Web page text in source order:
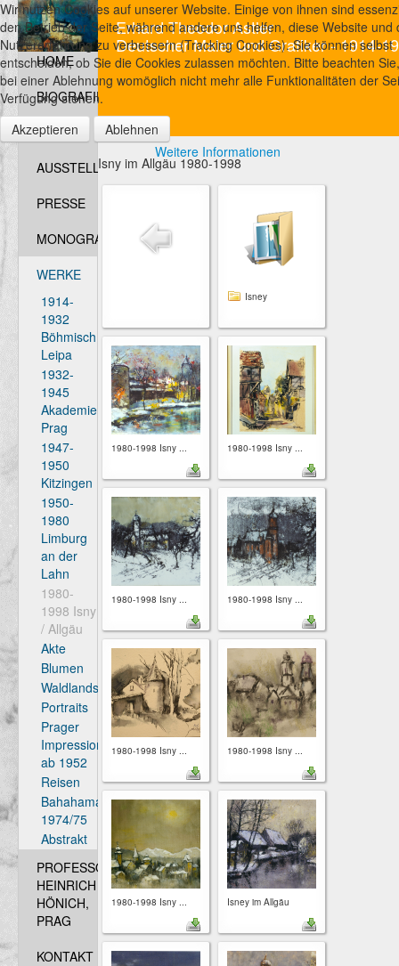
HOME
BIOGRAFIE
FOTOS
AUSSTELLUNGEN
PRESSE
MONOGRAFIEN
WERKE
1914-
1932
Böhmisch
Leipa
1932-
1945
Akademie
Prag
1947-
1950
Kitzingen
1950-
1980
Limburg
an der
Lahn
1980-
1998 Isny
/ Allgäu
Akte
Blumen
Waldlandschaften
Portraits
Prager
Impressionen
ab 1952
Reisen
Bahahamas
1974/75
Abstrakt
PROFESSOR
HEINRICH
HÖNICH,
PRAG
KONTAKT
Erhard Theodor Astler
Deutscher Maler und Grafiker - 1914-
Isny im Allgäu 1980-1998
Isney
1980-1998 Isny ... 1980-1998 Isny ...
1980-1998 Isny ... 1980-1998 Isny ...
1980-1998 Isny ... 1980-1998 Isny ...
1980-1998 Isny ... Isney im Allgäu
Wir nutzen Cookies auf unserer Website. Einige von ihnen sind
den Betrieb der Seite, während andere uns helfen, diese Website und
Nutzererfahrung zu verbessern (Tracking Cookies). Sie können selbst
entscheiden, ob Sie die Cookies zulassen möchten. Bitte beachten
bei einer Ablehnung womöglich nicht mehr alle Funktionalitäten der
Verfügung stehen.
Akzeptieren
Ablehnen
Weitere Informationen